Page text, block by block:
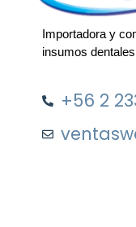
Importadora y
insumos
+56 2